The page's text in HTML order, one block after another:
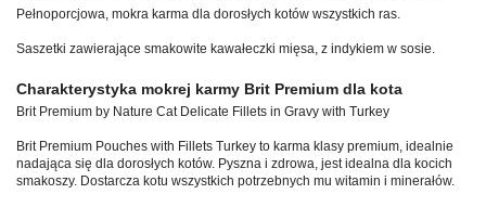
Pełnoporcjowa, mokra karma dla dorosłych kotów wszystkich ras.
Saszetki zawierające smakowite kawałeczki mięsa, z indykiem w sosie.
Charakterystyka mokrej karmy Brit Premium dla kota
Brit Premium by Nature Cat Delicate Fillets in Gravy with Turkey
Brit Premium Pouches with Fillets Turkey to karma klasy premium, idealnie
nadająca się dla dorosłych kotów. Pyszna i zdrowa, jest idealna dla kocich
smakoszy. Dostarcza kotu wszystkich potrzebnych mu witamin i minerałów.